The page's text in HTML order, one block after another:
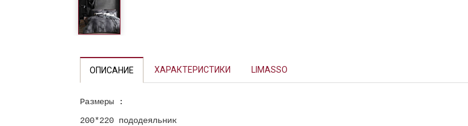
ОПИСАНИЕ ХАРАКТЕРИСТИКИ LIMASSO
Размеры :
200*220 пододеяльник